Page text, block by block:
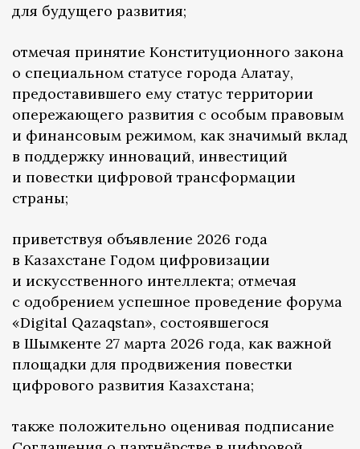
для будущего развития;
отмечая принятие Конституционного закона
о специальном статусе города Алатау,
предоставившего ему статус территории
опережающего развития с особым правовым
и финансовым режимом, как значимый вклад
в поддержку инноваций, инвестиций
и повестки цифровой трансформации
страны;
приветствуя объявление 2026 года
в Казахстане Годом цифровизации
и искусственного интеллекта; отмечая
с одобрением успешное проведение форума
«Digital Qazaqstan», состоявшегося
в Шымкенте 27 марта 2026 года, как важной
площадки для продвижения повестки
цифрового развития Казахстана;
также положительно оценивая подписание